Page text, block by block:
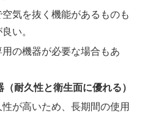
気を抜く機能があるものも
い。
の機器が必要な場合もあ
耐久性と衛生面に優れる）
が高いため、長期間の使用